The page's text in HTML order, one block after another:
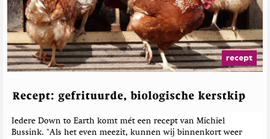
recept
Recept: gefrituurde, biologische kerstkip
Iedere Down to Earth komt mét een recept van Michiel
Bussink. "Als het even meezit, kunnen wij binnenkort weer